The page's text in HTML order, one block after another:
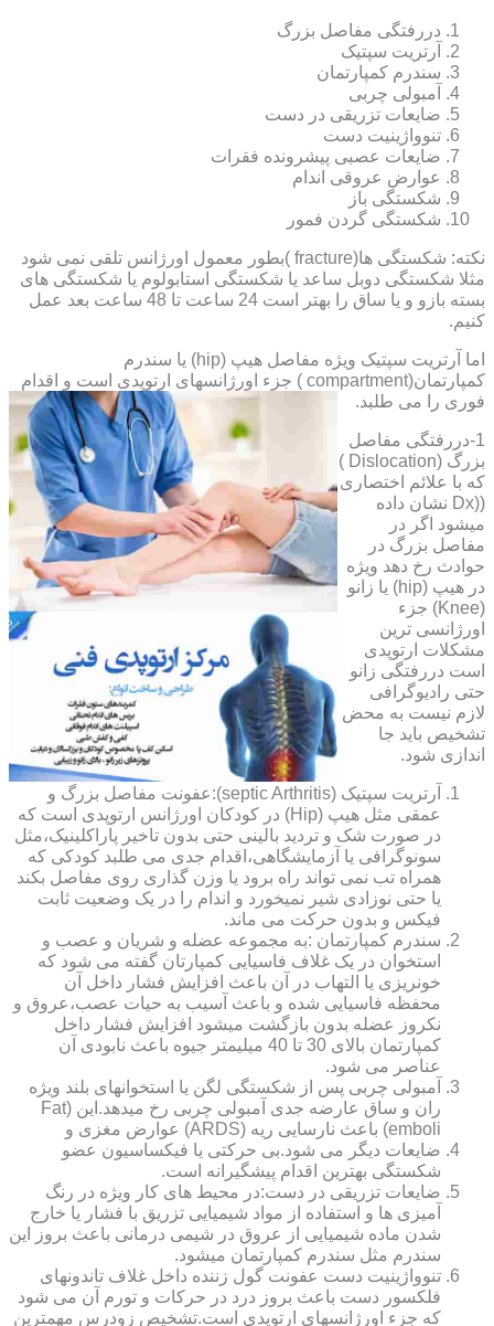
دررفتگی مفاصل بزرگ
آرتریت سپتیک
سندرم کمپارتمان
آمبولی چربی
ضایعات تزریقی در دست
تنوواژینیت دست
ضایعات عصبی پیشرونده فقرات
عوارض عروقی اندام
شکستگی باز
شکستگی گردن فمور
نکته: شکستگی ها(fracture )بطور معمول اورژانس تلقی نمی شود
مثلا شکستگی دوبل ساعد یا شکستگی استابولوم یا شکستگی های
بسته بازو و یا ساق را بهتر است 24 ساعت تا 48 ساعت بعد عمل
کنیم.
اما آرتریت سپتیک ویژه مفاصل هیپ (hip) یا سندرم
کمپارتمان(compartment ) جزء اورژانسهای ارتوپدی است و اقدام
فوری را می طلبد.
1-دررفتگی مفاصل
بزرگ (Dislocation )
که با علائم اختصاری
((Dx نشان داده
میشود اگر در
مفاصل بزرگ در
حوادث رخ دهد ویژه
در هیپ (hip) یا زانو
(Knee) جزء
اورژانسی ترین
مشکلات ارتوپدی
است دررفتگی زانو
حتی رادیوگرافی
لازم نیست به محض
تشخیص باید جا
اندازی شود.
آرتریت سپتیک (septic Arthritis):عفونت مفاصل بزرگ و
عمقی مثل هیپ (Hip) در کودکان اورژانس ارتوپدی است که
در صورت شک و تردید بالینی حتی بدون تاخیر پاراکلینیک،مثل
سونوگرافی یا آزمایشگاهی،اقدام جدی می طلبد کودکی که
همراه تب نمی تواند راه برود یا وزن گذاری روی مفاصل بکند
یا حتی نوزادی شیر نمیخورد و اندام را در یک وضعیت ثابت
فیکس و بدون حرکت می ماند.
سندرم کمپارتمان :به مجموعه عضله و شریان و عصب و
استخوان در یک غلاف فاسیایی کمپارتان گفته می شود که
خونریزی یا التهاب در آن باعث افزایش فشار داخل آن
محفظه فاسیایی شده و باعث آسیب به حیات عصب،عروق و
نکروز عضله بدون بازگشت میشود افزایش فشار داخل
کمپارتمان بالای 30 تا 40 میلیمتر جیوه باعث نابودی آن
عناصر می شود.
آمبولی چربی پس از شکستگی لگن یا استخوانهای بلند ویژه
ران و ساق عارضه جدی آمبولی چربی رخ میدهد.این (Fat
emboli) باعث نارسایی ریه (ARDS) عوارض مغزی و
ضایعات دیگر می شود.بی حرکتی یا فیکساسیون عضو
شکستگی بهترین اقدام پیشگیرانه است.
ضایعات تزریقی در دست:در محیط های کار ویژه در رنگ
آمیزی ها و استفاده از مواد شیمیایی تزریق با فشار یا خارج
شدن ماده شیمیایی از عروق در شیمی درمانی باعث بروز این
سندرم مثل سندرم کمپارتمان میشود.
تنوواژینیت دست عفونت گول زننده داخل غلاف تاندونهای
فلکسور دست باعث بروز درد در حرکات و تورم آن می شود
که جزء اورژانسهای ارتوپدی است.تشخیص زودرس مهمترین